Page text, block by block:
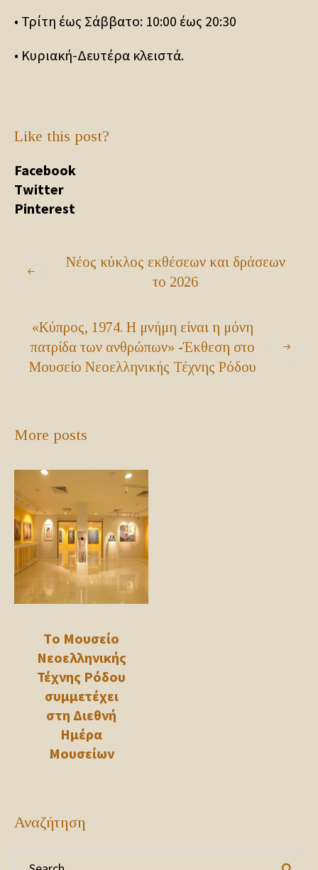
• Τρίτη έως Σάββατο: 10:00 έως 20:30
• Κυριακή-Δευτέρα κλειστά.
Like this post?
Facebook
Twitter
Pinterest
Νέος κύκλος εκθέσεων και δράσεων
το 2026
«Κύπρος, 1974. Η μνήμη είναι η μόνη
πατρίδα των ανθρώπων» -Έκθεση στο
Μουσείο Νεοελληνικής Τέχνης Ρόδου
More posts
Τo Μουσείο
Νεοελληνικής
Τέχνης Ρόδου
συμμετέχει
στη Διεθνή
Ημέρα
Μουσείων
Αναζήτηση